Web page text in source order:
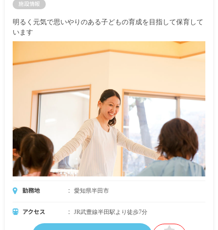
施設情報
明るく元気で思いやりのある子どもの育成を目指して保育して
います
勤務地 愛知県半田市
アクセス JR武豊線半田駅より徒歩7分